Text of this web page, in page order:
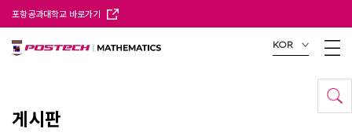
포항공과대학교 바로가기
KOR
게시판